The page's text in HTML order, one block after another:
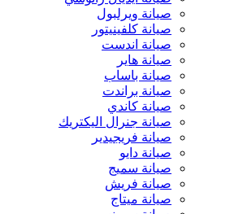
صيانة ويرلبول
صيانة كلفينيتور
صيانة اندست
صيانة هاير
صيانة باساب
صيانة براندت
صيانة كاندي
صيانة جنرال اليكتريك
صيانة فريجيدير
صيانة دايو
صيانة سميج
صيانة فريش
صيانة ميتاج